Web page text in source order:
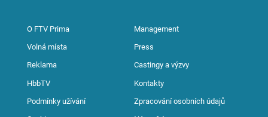
O FTV Prima Management
Volná místa Press
Reklama Castingy a výzvy
HbbTV Kontakty
Podmínky užívání Zpracování osobních údajů